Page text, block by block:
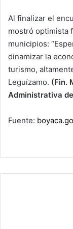
Al finalizar el
mostró optimista
municipios:
dinamizar la
turismo,
Leguízamo. (Fin.
Administrativa
Fuente: